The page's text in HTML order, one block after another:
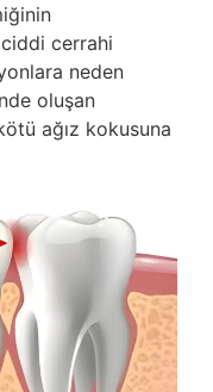
cerrahi
neden
oluşan
ağız kokusuna